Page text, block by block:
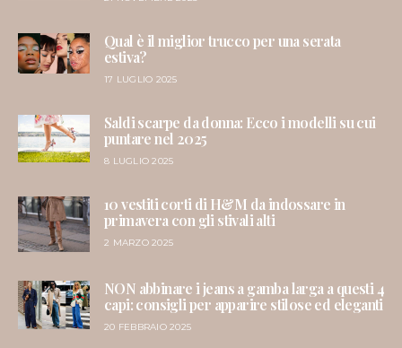
Qual è il miglior trucco per una serata
estiva?
17 LUGLIO 2025
Saldi scarpe da donna: Ecco i modelli su cui
puntare nel 2025
8 LUGLIO 2025
10 vestiti corti di H&M da indossare in
primavera con gli stivali alti
2 MARZO 2025
NON abbinare i jeans a gamba larga a questi 4
capi: consigli per apparire stilose ed eleganti
20 FEBBRAIO 2025